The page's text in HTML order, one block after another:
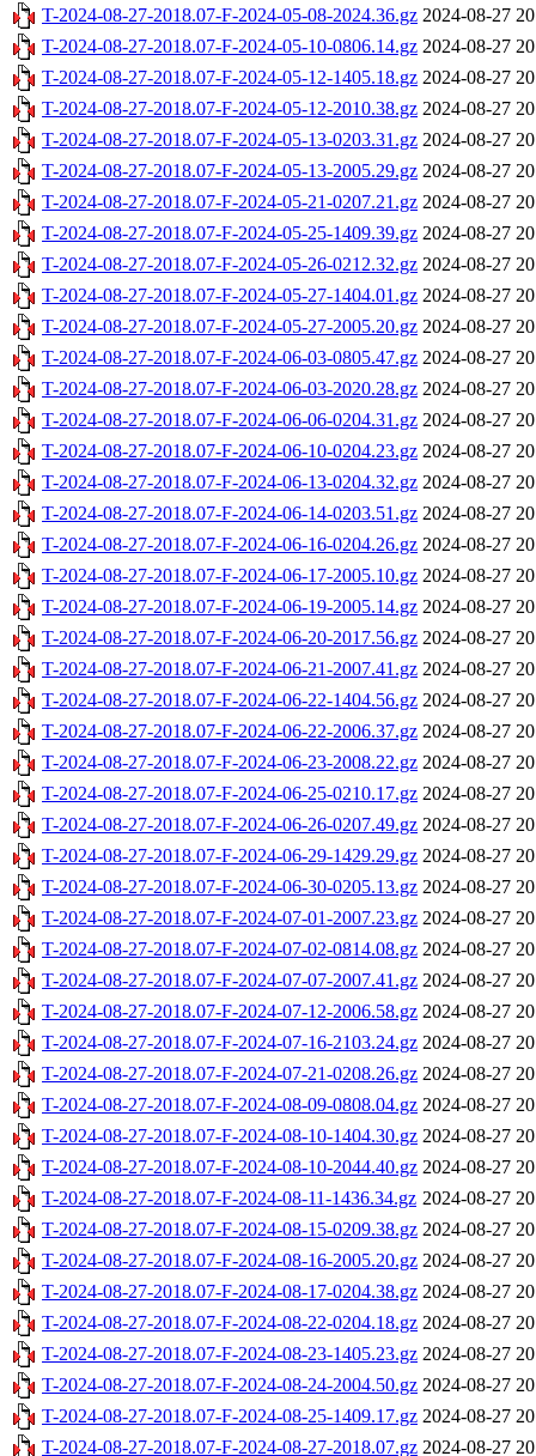
T-2024-08-27-2018.07-F-2024-05-08-2024.36.gz 2024-08-27
T-2024-08-27-2018.07-F-2024-05-10-0806.14.gz 2024-08-27
T-2024-08-27-2018.07-F-2024-05-12-1405.18.gz 2024-08-27
T-2024-08-27-2018.07-F-2024-05-12-2010.38.gz 2024-08-27
T-2024-08-27-2018.07-F-2024-05-13-0203.31.gz 2024-08-27
T-2024-08-27-2018.07-F-2024-05-13-2005.29.gz 2024-08-27
T-2024-08-27-2018.07-F-2024-05-21-0207.21.gz 2024-08-27
T-2024-08-27-2018.07-F-2024-05-25-1409.39.gz 2024-08-27
T-2024-08-27-2018.07-F-2024-05-26-0212.32.gz 2024-08-27
T-2024-08-27-2018.07-F-2024-05-27-1404.01.gz 2024-08-27
T-2024-08-27-2018.07-F-2024-05-27-2005.20.gz 2024-08-27
T-2024-08-27-2018.07-F-2024-06-03-0805.47.gz 2024-08-27
T-2024-08-27-2018.07-F-2024-06-03-2020.28.gz 2024-08-27
T-2024-08-27-2018.07-F-2024-06-06-0204.31.gz 2024-08-27
T-2024-08-27-2018.07-F-2024-06-10-0204.23.gz 2024-08-27
T-2024-08-27-2018.07-F-2024-06-13-0204.32.gz 2024-08-27
T-2024-08-27-2018.07-F-2024-06-14-0203.51.gz 2024-08-27
T-2024-08-27-2018.07-F-2024-06-16-0204.26.gz 2024-08-27
T-2024-08-27-2018.07-F-2024-06-17-2005.10.gz 2024-08-27
T-2024-08-27-2018.07-F-2024-06-19-2005.14.gz 2024-08-27
T-2024-08-27-2018.07-F-2024-06-20-2017.56.gz 2024-08-27
T-2024-08-27-2018.07-F-2024-06-21-2007.41.gz 2024-08-27
T-2024-08-27-2018.07-F-2024-06-22-1404.56.gz 2024-08-27
T-2024-08-27-2018.07-F-2024-06-22-2006.37.gz 2024-08-27
T-2024-08-27-2018.07-F-2024-06-23-2008.22.gz 2024-08-27
T-2024-08-27-2018.07-F-2024-06-25-0210.17.gz 2024-08-27
T-2024-08-27-2018.07-F-2024-06-26-0207.49.gz 2024-08-27
T-2024-08-27-2018.07-F-2024-06-29-1429.29.gz 2024-08-27
T-2024-08-27-2018.07-F-2024-06-30-0205.13.gz 2024-08-27
T-2024-08-27-2018.07-F-2024-07-01-2007.23.gz 2024-08-27
T-2024-08-27-2018.07-F-2024-07-02-0814.08.gz 2024-08-27
T-2024-08-27-2018.07-F-2024-07-07-2007.41.gz 2024-08-27
T-2024-08-27-2018.07-F-2024-07-12-2006.58.gz 2024-08-27
T-2024-08-27-2018.07-F-2024-07-16-2103.24.gz 2024-08-27
T-2024-08-27-2018.07-F-2024-07-21-0208.26.gz 2024-08-27
T-2024-08-27-2018.07-F-2024-08-09-0808.04.gz 2024-08-27
T-2024-08-27-2018.07-F-2024-08-10-1404.30.gz 2024-08-27
T-2024-08-27-2018.07-F-2024-08-10-2044.40.gz 2024-08-27
T-2024-08-27-2018.07-F-2024-08-11-1436.34.gz 2024-08-27
T-2024-08-27-2018.07-F-2024-08-15-0209.38.gz 2024-08-27
T-2024-08-27-2018.07-F-2024-08-16-2005.20.gz 2024-08-27
T-2024-08-27-2018.07-F-2024-08-17-0204.38.gz 2024-08-27
T-2024-08-27-2018.07-F-2024-08-22-0204.18.gz 2024-08-27
T-2024-08-27-2018.07-F-2024-08-23-1405.23.gz 2024-08-27
T-2024-08-27-2018.07-F-2024-08-24-2004.50.gz 2024-08-27
T-2024-08-27-2018.07-F-2024-08-25-1409.17.gz 2024-08-27
T-2024-08-27-2018.07-F-2024-08-27-2018.07.gz 2024-08-27